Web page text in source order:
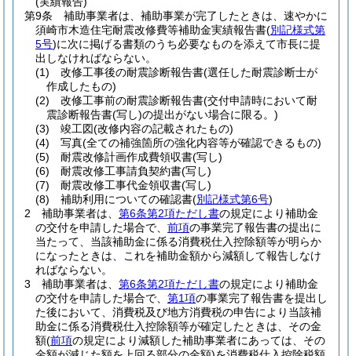
第9条
補助事業者は、補助事業が完了したときは、速やかに
須崎市木造住宅耐震改修費等補助金実績報告書(別記様式第
5号)に次に掲げる書類のうち必要なものを添えて市長に提
出しなければならない。
(1)
改修工事後の耐震診断報告書(選任した耐震診断士が
作成したもの)
(2)
改修工事前の耐震診断報告書(交付申請時において耐
震診断報告書(写し)の提出がない場合に限る。)
(3)
竣工図(改修内容の記載されたもの)
(4)
写真(全ての補強箇所の強化内容等が確認できるもの)
(5)
耐震改修計画作成費領収書(写し)
(6)
耐震改修工事請負契約書(写し)
(7)
耐震改修工事代金領収書(写し)
(8)
補助利用についての確認書(別記様式第6号)
2
補助事業者は、 第6条第2項ただし書の規定により補助金
の交付を申請した場合で、 前項の事業完了報告書の提出に
当たって、当該補助金に係る消費税仕入控除額等が明らか
になったときは、これを補助金額から減額して報告しなけ
ればならない。
3
補助事業者は、 第6条第2項ただし書の規定により補助金
の交付を申請した場合で、 第1項の事業完了報告書を提出し
た後において、消費税及び地方消費税の申告により当該補
助金に係る消費税仕入控除額等が確定したときは、その金
額(前項の規定により減額した補助事業者にあっては、その